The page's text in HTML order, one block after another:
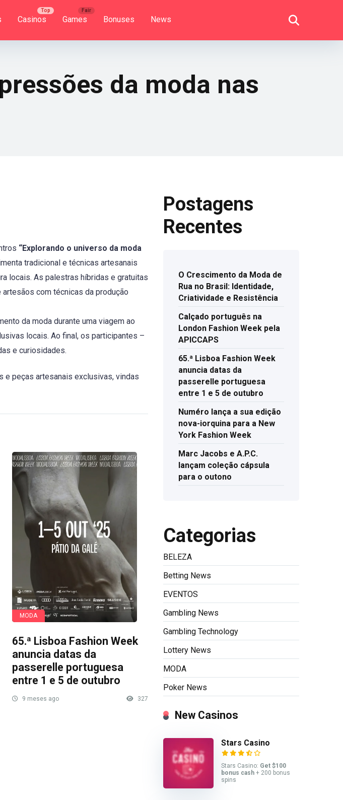
Casinos Games Bonuses News
da moda nas
“Explorando o universo da moda
tradicional e técnicas artesanais
locais. As palestras híbridas e gratuitas
com técnicas da produção
da moda durante uma viagem ao
locais. Ao final, os participantes –
e curiosidades.
e peças artesanais exclusivas, vindas
MODA
65.ª Lisboa Fashion Week
anuncia datas da
passerelle portuguesa
entre 1 e 5 de outubro
9 meses ago 327
Postagens
Recentes
O Crescimento da Moda de
Rua no Brasil: Identidade,
Criatividade e Resistência
Calçado português na
London Fashion Week pela
APICCAPS
65.ª Lisboa Fashion Week
anuncia datas da
passerelle portuguesa
entre 1 e 5 de outubro
Numéro lança a sua edição
nova-iorquina para a New
York Fashion Week
Marc Jacobs e A.P.C.
lançam coleção cápsula
para o outono
Categorias
BELEZA
Betting News
EVENTOS
Gambling News
Gambling Technology
Lottery News
MODA
Poker News
New Casinos
Stars Casino
Stars Casino: Get $100
bonus cash + 200 bonus
spins